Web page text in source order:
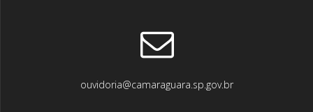
ouvidoria@camaraguara.sp.gov.br